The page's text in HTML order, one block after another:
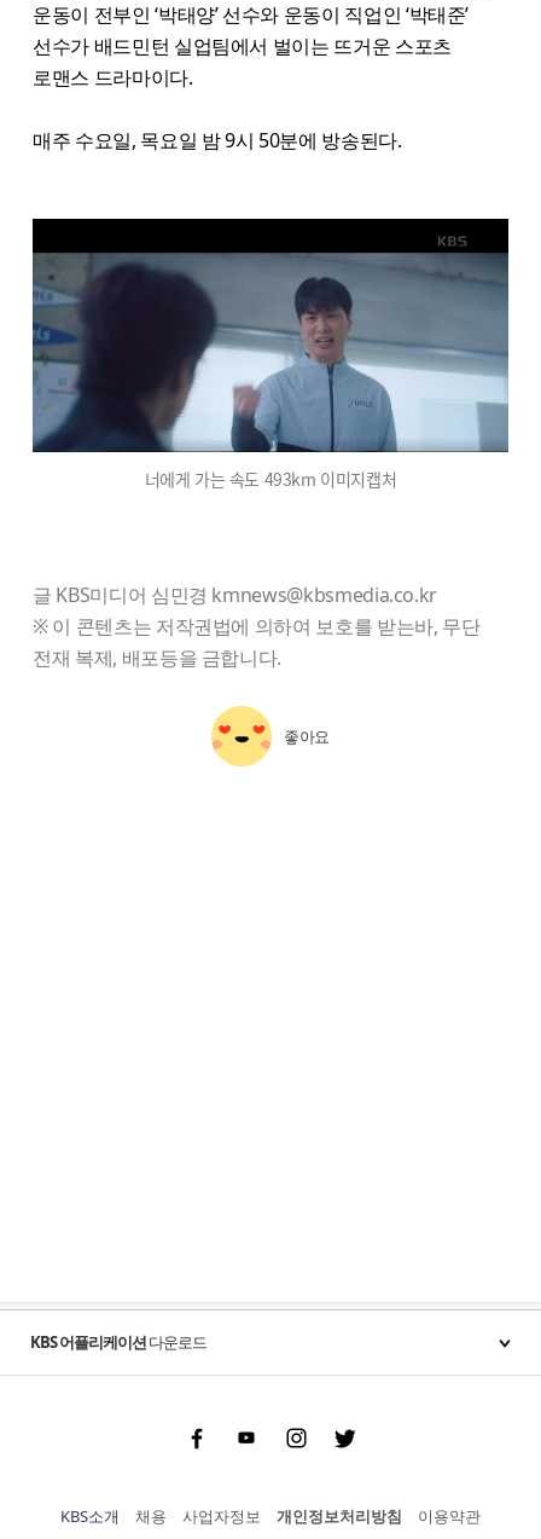
운동이 전부인 ‘박태양’ 선수와 운동이 직업인 ‘박태준’
선수가 배드민턴 실업팀에서 벌이는 뜨거운 스포츠
로맨스 드라마이다.
매주 수요일, 목요일 밤 9시 50분에 방송된다.
너에게 가는 속도 493km 이미지캡처
글 KBS미디어 심민경 kmnews@kbsmedia.co.kr
※ 이 콘텐츠는 저작권법에 의하여 보호를 받는바, 무단
전재 복제, 배포등을 금합니다.
좋아요
KBS 어플리케이션다운로드
FacebookYoutubeInstgram Twitter
KBS소개 채용 사업자정보 개인정보처리방침
이용약관